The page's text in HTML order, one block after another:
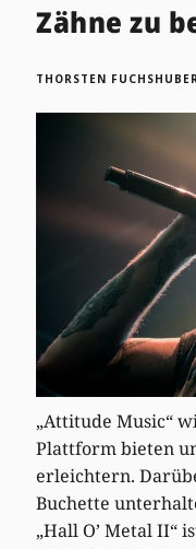
Zähne zu
THORSTEN
„Attitude Music“
Plattform bieten
erleichtern.
Buchette
„Hall O’ Metal II“